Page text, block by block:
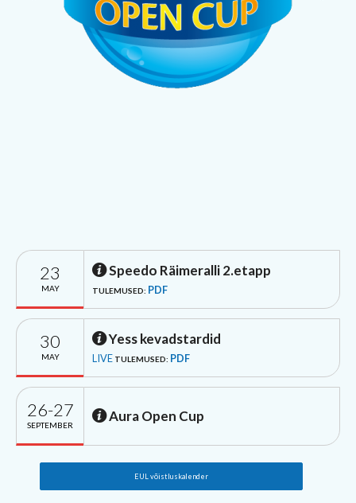
23
MAY
Speedo Räimeralli 2.etapp
TULEMUSED: PDF
30
MAY
Yess kevadstardid
LIVE TULEMUSED: PDF
26-27
SEPTEMBER
Aura Open Cup
EUL võistluskalender